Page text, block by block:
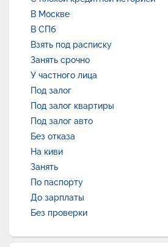
В Москве
В СПб
Взять под расписку
Занять срочно
У частного лица
Под залог
Под залог квартиры
Под залог авто
Без отказа
На киви
Занять
По паспорту
До зарплаты
Без проверки